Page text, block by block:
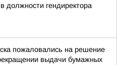
должности гендиректора
пожаловались на решение
выдачи бумажных